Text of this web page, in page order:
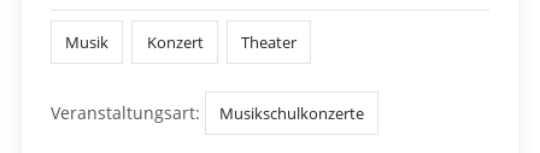
Musik Konzert Theater
Veranstaltungsart: Musikschulkonzerte